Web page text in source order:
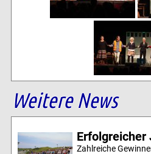
Weitere News
Erfolgreicher
Zahlreiche